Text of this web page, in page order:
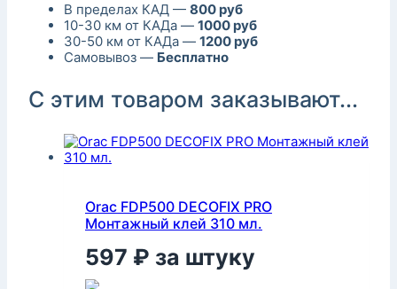
В пределах КАД — 800 руб
10-30 км от КАДа — 1000 руб
30-50 км от КАДа — 1200 руб
Самовывоз — Бесплатно
С этим товаром заказывают...
Orac FDP500 DECOFIX PRO
Монтажный клей 310 мл.
597 ₽ за штуку